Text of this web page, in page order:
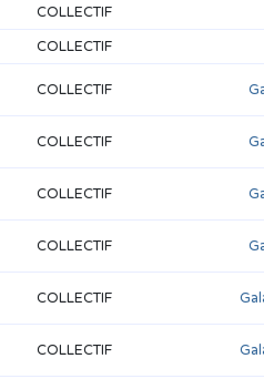
COLLECTIF
COLLECTIF
COLLECTIF
COLLECTIF
COLLECTIF
COLLECTIF
COLLECTIF
COLLECTIF